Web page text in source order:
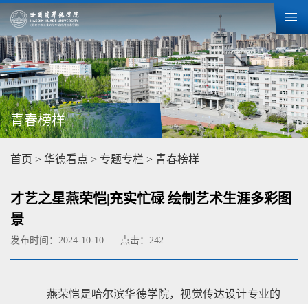
青春榜样
首页 > 华德看点 > 专题专栏 > 青春榜样
才艺之星燕荣恺|充实忙碌 绘制艺术生涯多彩图
景
发布时间：2024-10-10 点击： 242
燕荣恺是哈尔滨华德学院，视觉传达设计专业的